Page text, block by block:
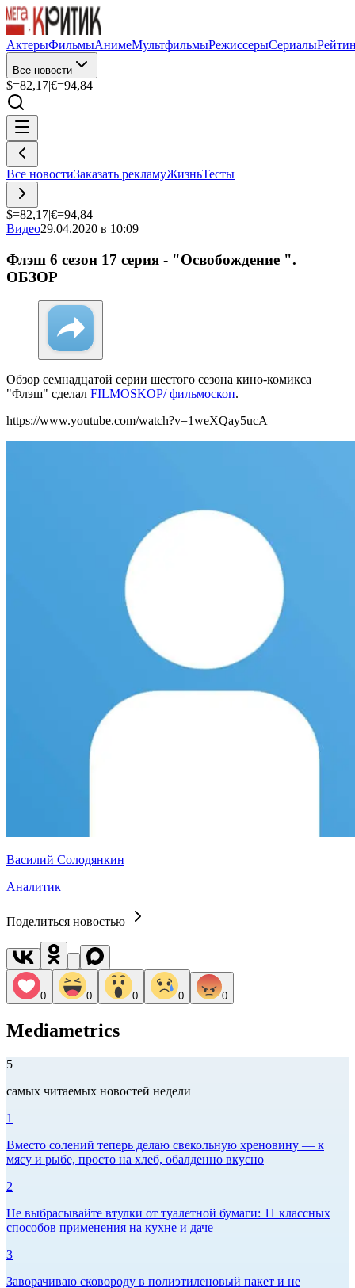
АктерыФильмыАнимеМультфильмыРежиссерыСериалы
Все новости
$=82,17|€=94,84
Все новостиЗаказать рекламуЖизньТесты
$=82,17|€=94,84
Видео29.04.2020 в 10:09
Флэш 6 сезон 17 серия - "Освобождение ".
ОБЗОР
Обзор семнадцатой серии шестого сезона кино-комикса
"Флэш" сделал FILMOSKOP/ фильмоскоп.
https://www.youtube.com/watch?v=1weXQay5ucA
Василий Солодянкин
Аналитик
Поделиться новостью
0 0 0 0 0
Mediametrics
5
самых читаемых новостей недели
1
Вместо солений теперь делаю свекольную хреновину — к
мясу и рыбе, просто на хлеб, обалденно вкусно
2
Не выбрасывайте втулки от туалетной бумаги: 11 классных
способов применения на кухне и даче
3
Заворачиваю сковороду в полиэтиленовый пакет и не